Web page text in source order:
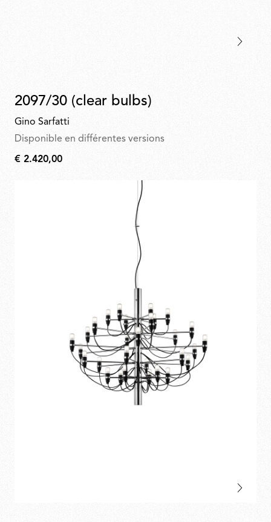
2097/30 (clear bulbs)
Gino Sarfatti
Disponible en différentes versions
€
€ 2.420,00